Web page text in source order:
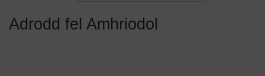
Adrodd fel Amhriodol